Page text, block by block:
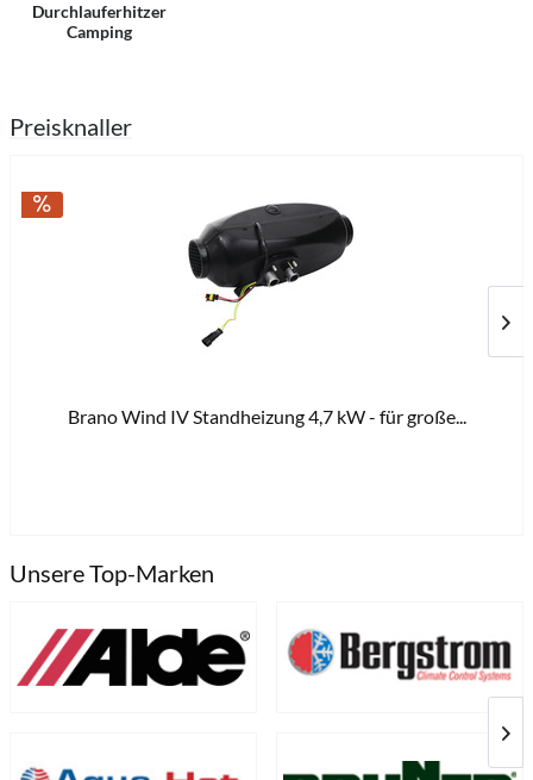
Durchlauferhitzer
Camping
Preisknaller
Brano Wind IV Standheizung 4,7 kW - für große...
Unsere Top-Marken